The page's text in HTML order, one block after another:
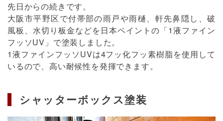
先日からの続きです。
大阪市平野区で付帯部の雨戸や雨樋、軒先鼻隠し、破
風板、水切り板金などを日本ペイントの「1液ファイン
フッソUV」で塗装しました。
1液ファインフッソUVは4フッ化フッ素樹脂を使用して
いるので、高い耐候性を発揮できます。
シャッターボックス塗装